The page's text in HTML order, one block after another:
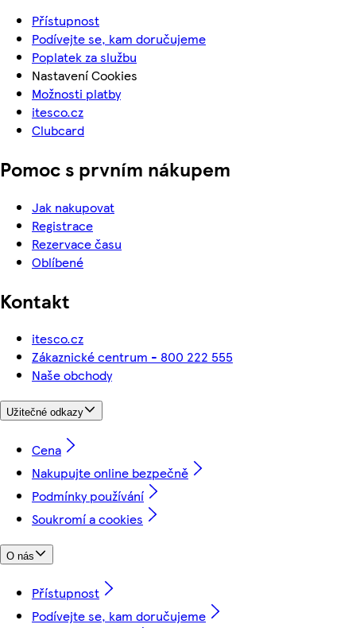
Přístupnost
Podívejte se, kam doručujeme
Poplatek za službu
Nastavení Cookies
Možnosti platby
itesco.cz
Clubcard
Pomoc s prvním nákupem
Jak nakupovat
Registrace
Rezervace času
Oblíbené
Kontakt
itesco.cz
Zákaznické centrum - 800 222 555
Naše obchody
Užitečné odkazy
Cena
Nakupujte online bezpečně
Podmínky používání
Soukromí a cookies
O nás
Přístupnost
Podívejte se, kam doručujeme